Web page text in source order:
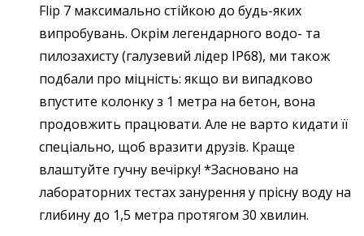
Flip 7 максимально стійкою до будь-яких
випробувань. Окрім легендарного водо- та
пилозахисту (галузевий лідер IP68), ми також
подбали про міцність: якщо ви випадково
впустите колонку з 1 метра на бетон, вона
продовжить працювати. Але не варто кидати її
спеціально, щоб вразити друзів. Краще
влаштуйте гучну вечірку! *Засновано на
лабораторних тестах занурення у прісну воду на
глибину до 1,5 метра протягом 30 хвилин.